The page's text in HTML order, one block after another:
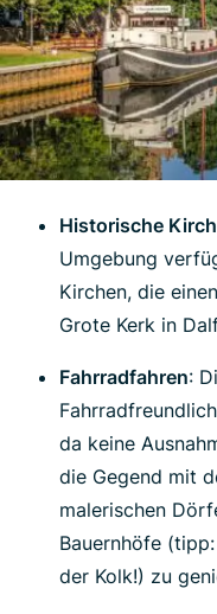
Historische
Umgebung
Kirchen, die
Grote Kerk in
Fahrradfahren:
da keine
die Gegend mit
malerischen
Bauernhöfe
der Kolk!) zu